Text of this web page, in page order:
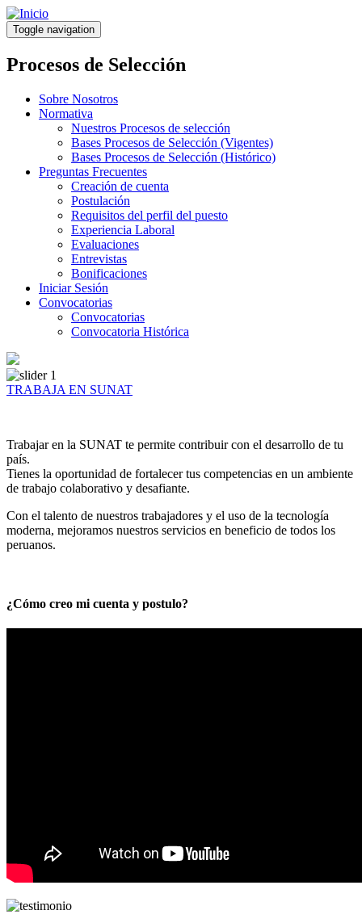
Pasar
al
contenido
principal
Toggle navigation
Procesos de Selección
Sobre Nosotros
Normativa
Nuestros Procesos de selección
Bases Procesos de Selección (Vigentes)
Bases Procesos de Selección (Histórico)
Preguntas Frecuentes
Creación de cuenta
Postulación
Requisitos del perfil del puesto
Experiencia Laboral
Evaluaciones
Entrevistas
Bonificaciones
Iniciar Sesión
Convocatorias
Convocatorias
Convocatoria Histórica
TRABAJA EN SUNAT
Trabajar en la SUNAT te permite contribuir con el desarrollo de tu
país.
Tienes la oportunidad de fortalecer tus competencias en un ambiente
de trabajo colaborativo y desafiante.
Con el talento de nuestros trabajadores y el uso de la tecnología
moderna, mejoramos nuestros servicios en beneficio de todos los
peruanos.
¿Cómo creo mi cuenta y postulo?